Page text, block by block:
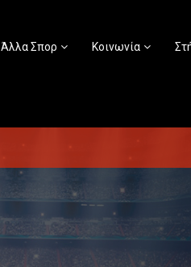
Άλλα Σπορ Κοινωνία